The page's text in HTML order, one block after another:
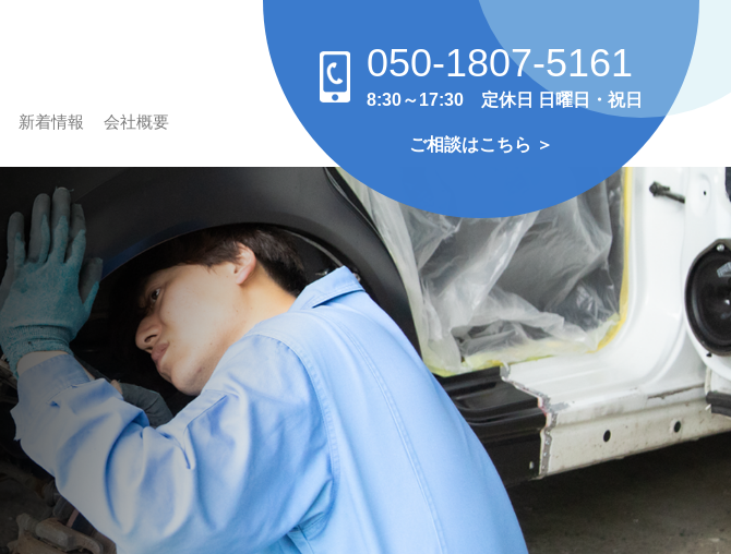
新着情報 会社概要
050-1807-5161
8:30～17:30 定休日 日曜日・祝日
ご相談はこちら ＞